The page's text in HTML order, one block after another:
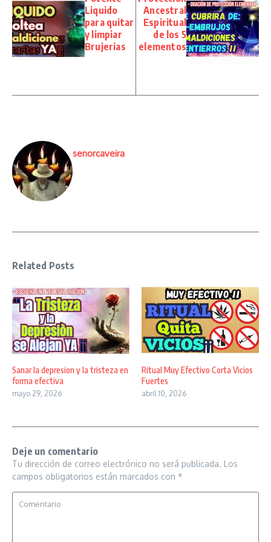
Liquido
para quitar
y limpiar
Brujerias
Ancestral
Espiritual
de los 5
elementos
senorcaveira
Related Posts
Sanar la depresion y la tristeza en
forma efectiva
mayo 29, 2026
Ritual Muy Efectivo Corta Vicios
Fuertes
abril 10, 2026
Deje un comentario
Tu dirección de correo electrónico no será publicada. Los
campos obligatorios están marcados con *